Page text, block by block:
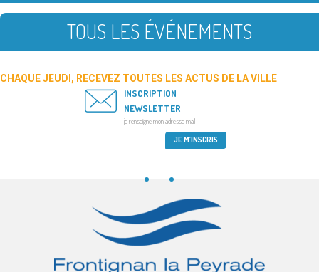
TOUS LES ÉVÉNEMENTS
CHAQUE JEUDI, RECEVEZ TOUTES LES ACTUS DE LA VILLE
INSCRIPTION
NEWSLETTER